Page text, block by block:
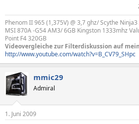
Phenom II 965 (1,375V) @ 3,7 ghz/ Scythe
MSI 870A -G54 AM3/ 6GB Kingston 1333mhz
Point F4 320GB
Videovergleiche zur Filterdiskussion auf
http://www.youtube.com/watch?v=B_CV79_SHpc
mmic29
Admiral
1. Juni 2009